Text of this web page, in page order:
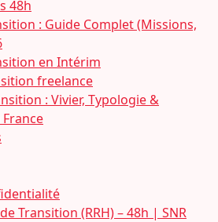
48h
: Guide Complet (Missions,
en Intérim
freelance
: Vivier, Typologie &
Transition (RRH) – 48h | SNR